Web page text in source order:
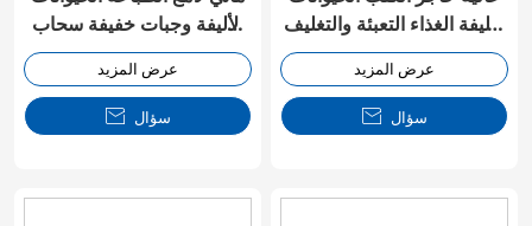
الأليفة وجبات خفيفة سحاب
حقيبة
عرض المزيد
 سؤال
الأليفة الغذاء التعبئة والتغليف
Ziplock حقيبة
عرض المزيد
 سؤال